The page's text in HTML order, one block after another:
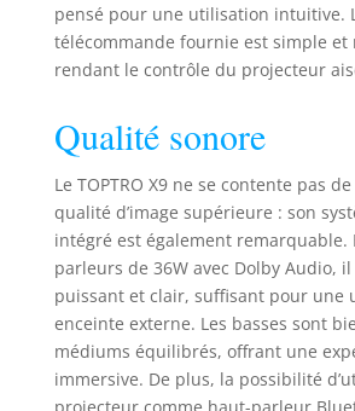
streaming telles que
Netflix/YouTube/Prime
plus de 2 millions de vidéos
paramètres compliqués des
système intelligent,
mis à jour, garantit fluidité
stabilité. Personnalisez
divertissement via l'App
navigateur ou "Mes Apps",
de millions de contenus
et vivez l'expérience ultime
cinéma maison tout-en-un
Réglage Automatiqu
pensé pour une utilisation intuitive.
télécommande fournie est simple et
rendant le contrôle du projecteur
Qualité sonore
Le TOPTRO X9 ne se contente pas
qualité d’image supérieure : son
intégré est également remarquable.
parleurs de 36W avec Dolby Audio,
puissant et clair, suffisant pour une
enceinte externe. Les basses sont
médiums équilibrés, offrant une
immersive. De plus, la possibilité